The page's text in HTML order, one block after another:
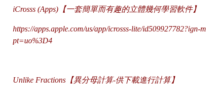
iCrosss (Apps)【一套簡單而有趣的立體幾何學習軟件】
https://apps.apple.com/us/app/icrosss-lite/id509927782?ign-m
pt=uo%3D4
Unlike Fractions【異分母計算-供下載進行計算】